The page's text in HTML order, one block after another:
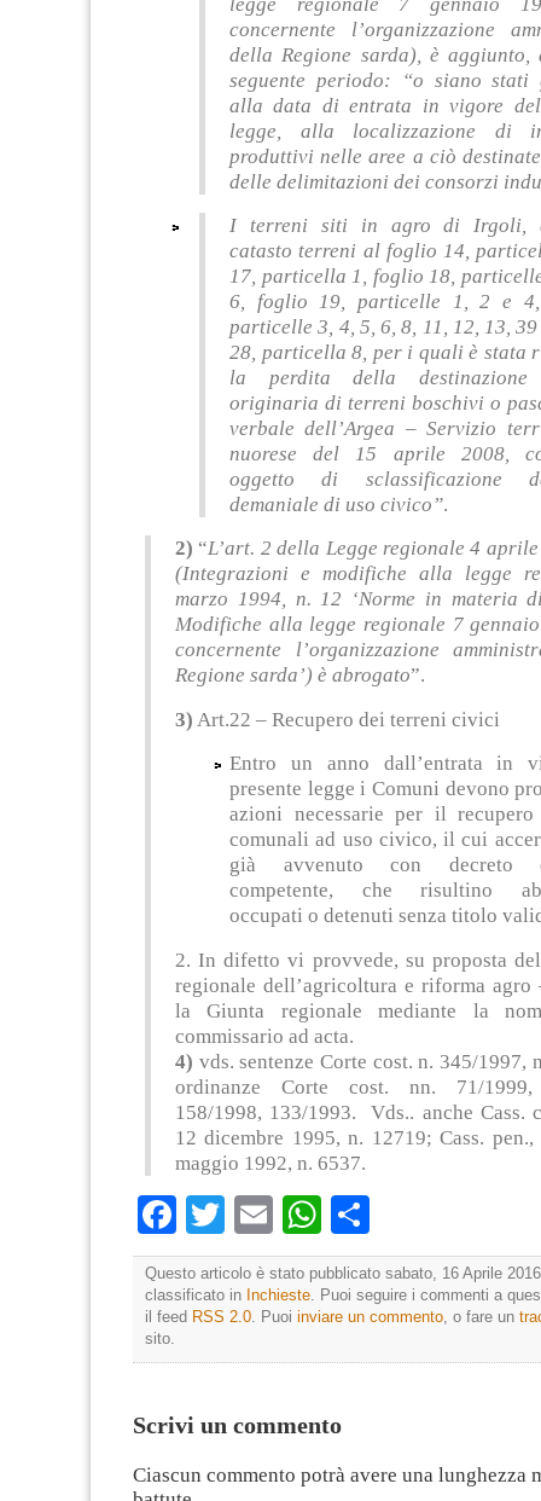
concernente l’organizzazione
della Regione sarda), è
seguente periodo: “o siano
alla data di entrata in vigore
legge, alla localizzazione di
produttivi nelle aree a ciò
delle delimitazioni dei consorzi
I terreni siti in agro di Irgoli,
catasto terreni al foglio 14,
17, particella 1, foglio 18,
6, foglio 19, particelle 1, 2 e
particelle 3, 4, 5, 6, 8, 11, 12, 13,
28, particella 8, per i quali è stata
la perdita della destinazione
originaria di terreni boschivi o
verbale dell’Argea – Servizio
nuorese del 15 aprile 2008,
oggetto di sclassificazione
demaniale di uso civico”.
2) “L’art. 2 della Legge regionale 4
(Integrazioni e modifiche alla legge
marzo 1994, n. 12 ‘Norme in materia
Modifiche alla legge regionale 7
concernente l’organizzazione
Regione sarda’) è abrogato”.
3) Art.22 – Recupero dei terreni civici
Entro un anno dall’entrata in
presente legge i Comuni devono
azioni necessarie per il
comunali ad uso civico, il cui
già avvenuto con decreto
competente, che risultino
occupati o detenuti senza titolo
2. In difetto vi provvede, su proposta
regionale dell’agricoltura e riforma agro
la Giunta regionale mediante la
commissario ad acta.
4) vds. sentenze Corte cost. n. 345/1997,
ordinanze Corte cost. nn. 71/1999,
158/1998, 133/1993. Vds.. anche Cass.
12 dicembre 1995, n. 12719; Cass.
maggio 1992, n. 6537.
Facebook
TwitterEmailWhatsApp
Questo articolo è stato pubblicato sabato, 16 Aprile
classificato in Inchieste . Puoi seguire i commenti a
il feed RSS 2.0 . Puoi inviare un commento , o fare un
sito.
Scrivi un commento
Ciascun commento potrà avere una lunghezza